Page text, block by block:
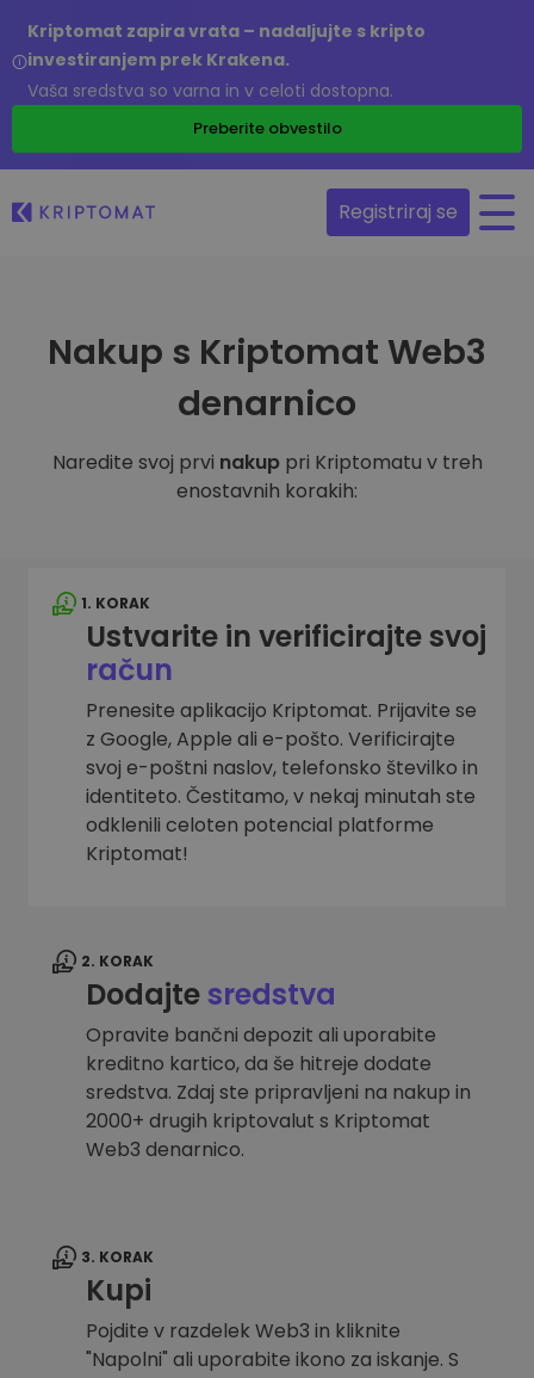
Kriptomat zapira vrata – nadaljujte s kripto
investiranjem prek Krakena.
Vaša sredstva so varna in v celoti dostopna.
Preberite obvestilo
Registriraj se
Nakup s Kriptomat Web3
denarnico
Naredite svoj prvi nakuppri Kriptomatu v treh
enostavnih korakih:
1. KORAK
Ustvarite in verificirajte svoj
račun
Prenesite aplikacijo Kriptomat. Prijavite se
z Google, Apple ali e-pošto. Verificirajte
svoj e-poštni naslov, telefonsko številko in
identiteto. Čestitamo, v nekaj minutah ste
odklenili celoten potencial platforme
Kriptomat!
2. KORAK
Dodajtesredstva
Opravite bančni depozit ali uporabite
kreditno kartico, da še hitreje dodate
sredstva. Zdaj ste pripravljeni na nakup in
2000+ drugih kriptovalut s Kriptomat
Web3 denarnico.
3. KORAK
Kupi
Pojdite v razdelek Web3 in kliknite
"Napolni" ali uporabite ikono za iskanje. S